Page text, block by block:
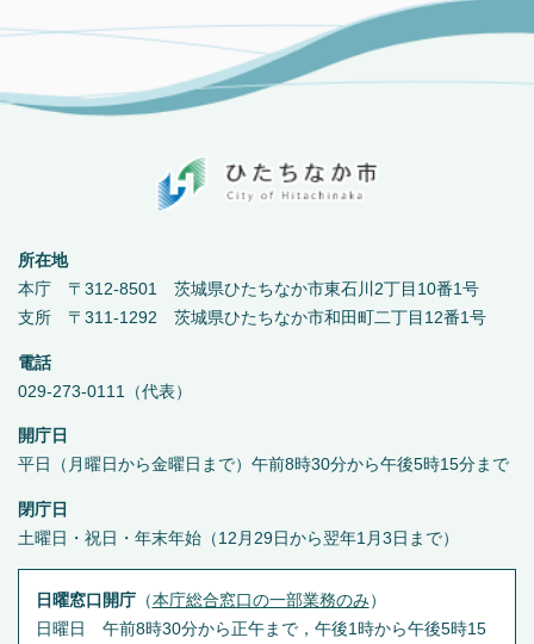
所在地
本庁 〒312-8501 茨城県ひたちなか市東石川2丁目10番1号
支所 〒311-1292 茨城県ひたちなか市和田町二丁目12番1号
電話
029-273-0111（代表）
開庁日
平日（月曜日から金曜日まで）午前8時30分から午後5時15分まで
閉庁日
土曜日・祝日・年末年始（12月29日から翌年1月3日まで）
日曜窓口開庁（本庁総合窓口の一部業務のみ ）
日曜日 午前8時30分から正午まで，午後1時から午後5時15